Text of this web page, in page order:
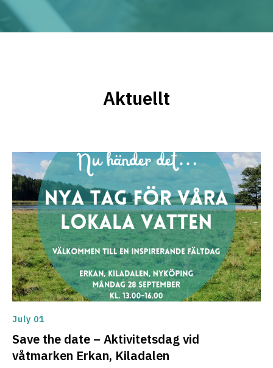
Aktuellt
July 01
Save the date – Aktivitetsdag vid
våtmarken Erkan, Kiladalen